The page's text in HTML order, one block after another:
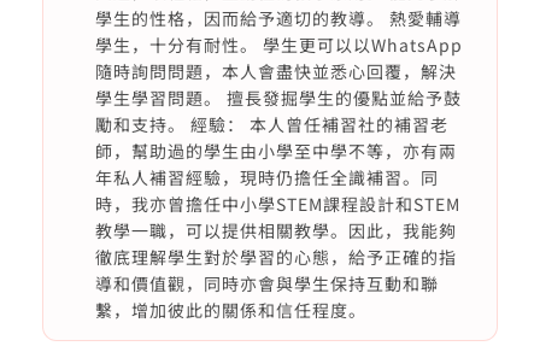
學生的性格，因而給予適切的教導。 熱愛輔導
學生，十分有耐性。 學生更可以以WhatsApp
隨時詢問問題，本人會盡快並悉心回覆，解決
學生學習問題。 擅長發掘學生的優點並給予鼓
勵和支持。 經驗： 本人曾任補習社的補習老
師，幫助過的學生由小學至中學不等，亦有兩
年私人補習經驗，現時仍擔任全識補習。同
時，我亦曾擔任中小學STEM課程設計和STEM
教學一職，可以提供相關教學。因此，我能夠
徹底理解學生對於學習的心態，給予正確的指
導和價值觀，同時亦會與學生保持互動和聯
繫，增加彼此的關係和信任程度。